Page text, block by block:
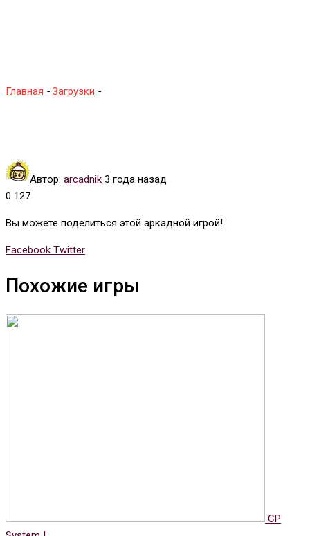
Главная -Загрузки -
Автор: arcadnik 3 года назад
0 127
Вы можете поделиться этой аркадной игрой!
Facebook TwitterWhatsapp
Tumblr
Pinterest
Reddit
Share
Email
Print
Похожие игры
CP